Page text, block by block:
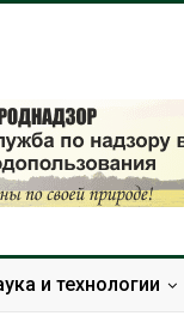
и технологии